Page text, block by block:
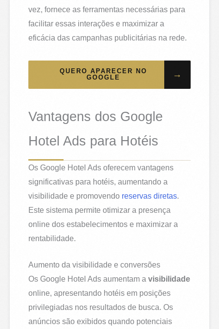
vez, fornece as ferramentas necessárias para
facilitar essas interações e maximizar a
eficácia das campanhas publicitárias na rede.
QUERO APARECER NO
GOOGLE
→
Vantagens dos Google
Hotel Ads para Hotéis
Os Google Hotel Ads oferecem vantagens
significativas para hotéis, aumentando a
visibilidade e promovendo reservas diretas.
Este sistema permite otimizar a presença
online dos estabelecimentos e maximizar a
rentabilidade.
Aumento da visibilidade e conversões
Os Google Hotel Ads aumentam avisibilidade
online, apresentando hotéis em posições
privilegiadas nos resultados de busca. Os
anúncios são exibidos quando potenciais